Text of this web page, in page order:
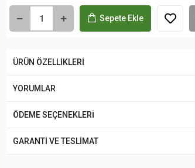
Sepete Ekle
ÜRÜN ÖZELLİKLERİ
YORUMLAR
ÖDEME SEÇENEKLERİ
GARANTİ VE TESLİMAT